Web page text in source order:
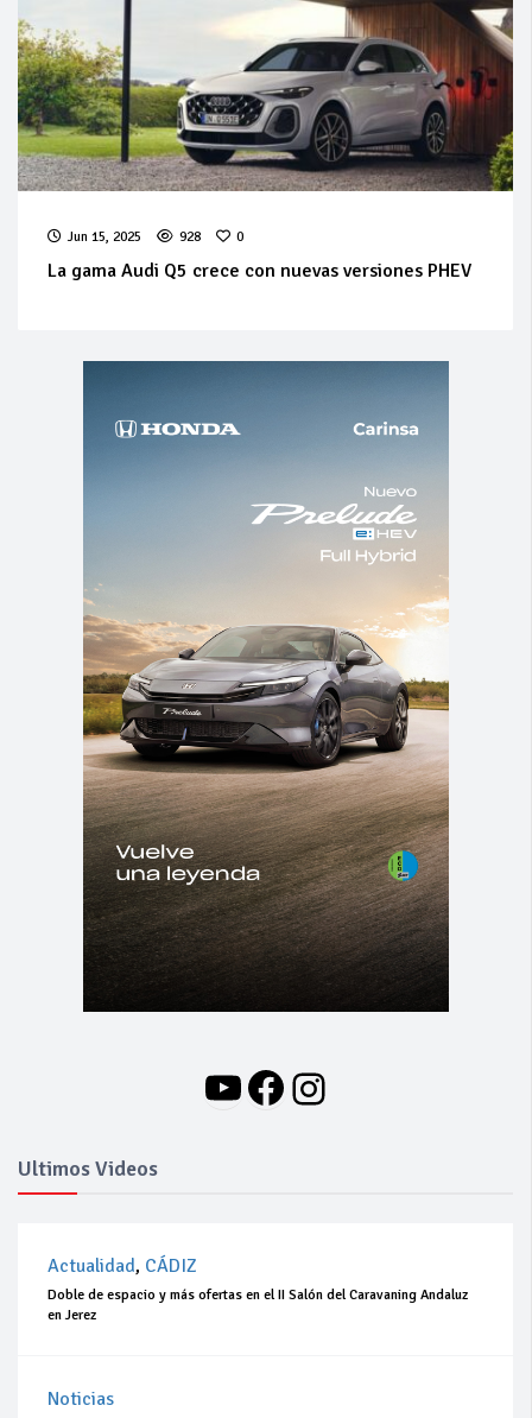
Jun 15, 2025 928 0
La gama Audi Q5 crece con nuevas versiones PHEV
YouTube
Facebook
Instagram
Ultimos Videos
Actualidad, CÁDIZ
Doble de espacio y más ofertas en el II Salón del Caravaning Andaluz
en Jerez
Noticias